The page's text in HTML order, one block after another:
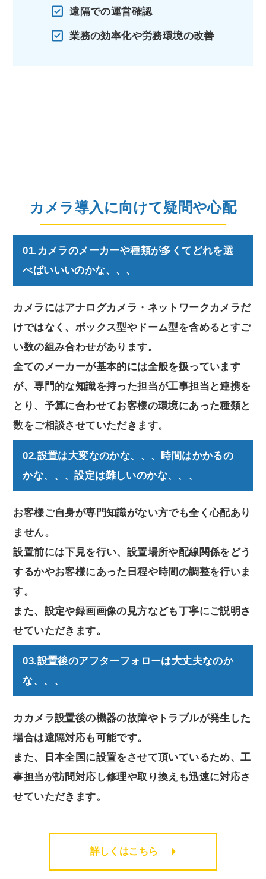
遠隔での運営確認
業務の効率化や労務環境の改善
カメラ導入に向けて疑問や心配
01.カメラのメーカーや種類が多くてどれを選
べばいいいのかな、、、
カメラにはアナログカメラ・ネットワークカメラだ
けではなく、ボックス型やドーム型を含めるとすご
い数の組み合わせがあります。
全てのメーカーが基本的には全般を扱っています
が、専門的な知識を持った担当が工事担当と連携を
とり、予算に合わせてお客様の環境にあった種類と
数をご相談させていただきます。
02.設置は大変なのかな、、、時間はかかるの
かな、、、設定は難しいのかな、、、
お客様ご自身が専門知識がない方でも全く心配あり
ません。
設置前には下見を行い、設置場所や配線関係をどう
するかやお客様にあった日程や時間の調整を行いま
す。
また、設定や録画画像の見方なども丁寧にご説明さ
せていただきます。
03.設置後のアフターフォローは大丈夫なのか
な、、、
カカメラ設置後の機器の故障やトラブルが発生した
場合は遠隔対応も可能です。
また、日本全国に設置をさせて頂いているため、工
事担当が訪問対応し修理や取り換えも迅速に対応さ
せていただきます。
詳しくはこちら